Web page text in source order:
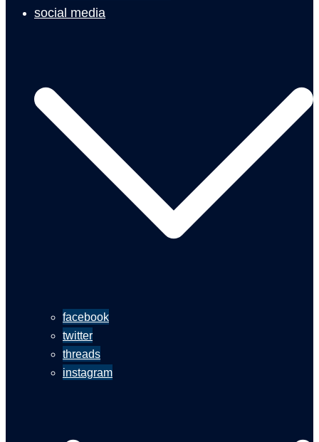
social media
facebook
twitter
threads
instagram